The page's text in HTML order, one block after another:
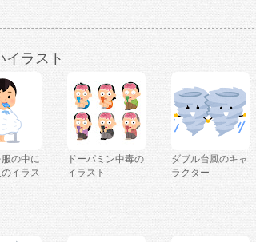
イラスト
の中に
イラス
ドーパミン中毒の
イラスト
ダブル台風のキャ
ラクター